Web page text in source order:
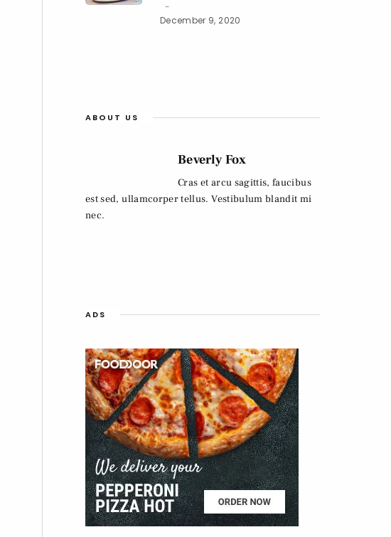
December 9, 2020
ABOUT US
Beverly Fox
Cras et arcu sagittis, faucibus
est sed, ullamcorper tellus. Vestibulum blandit mi
nec.
ADS